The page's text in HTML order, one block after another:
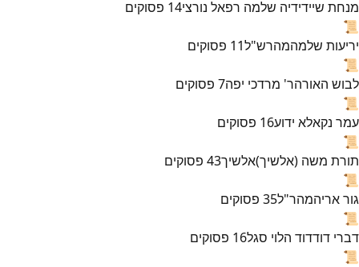
מנחת שיידידיה שלמה רפאל נורצי14 פסוקים
📜
יריעות שלמהמהרש"ל11 פסוקים
📜
לבוש האורהר' מרדכי יפה7 פסוקים
📜
עמר נקאלא ידוע16 פסוקים
📜
תורת משה (אלשיך)אלשיך43 פסוקים
📜
גור אריהמהר"ל35 פסוקים
📜
דברי דודדוד הלוי סגל16 פסוקים
📜